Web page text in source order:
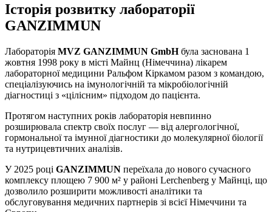
Історія розвитку лабораторії
GANZIMMUN
Лабораторія MVZ GANZIMMUN GmbHбула заснована 1
жовтня 1998 року в місті Майнц (Німеччина) лікарем
лабораторної медицини Ральфом Кіркамом разом з командою,
спеціалізуючись на імунологічній та мікробіологічній
діагностиці з «цілісним» підходом до пацієнта.
Протягом наступних років лабораторія невпинно
розширювала спектр своїх послуг — від алергологічної,
гормональної та імунної діагностики до молекулярної біології
та нутрицевтичних аналізів.
У 2025 році GANZIMMUN переїхала до нового сучасного
комплексу площею 7 900 м² у районі Lerchenberg у Майнці, що
дозволило розширити можливості аналітики та
обслуговування медичних партнерів зі всієї Німеччини та